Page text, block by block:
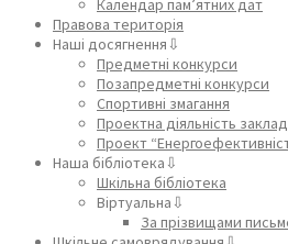
Календар пам’ятних дат
Правова територія
Наші досягнення⇩
Предметні конкурси
Позапредметні конкурси
Спортивні змагання
Проектна діяльність
Проект
Наша бібліотека⇩
Шкільна бібліотека
Віртуальна⇩
За прізвищами